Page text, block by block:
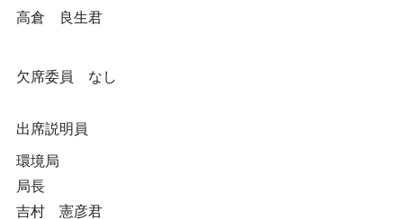
高倉 良生君
欠席委員 なし
出席説明員
環境局
局長
吉村 憲彦君